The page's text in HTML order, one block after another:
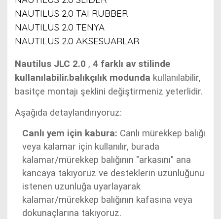
NAUTILUS 2.0 TAI RUBBER
NAUTILUS 2.0 TENYA
NAUTILUS 2.0 AKSESUARLAR
Nautilus JLC 2.0 , 4 farklı av stilinde
kullanılabilir.balıkçılık modunda kullanılabilir,
basitçe montajı şeklini değiştirmeniz yeterlidir.
Aşağıda detaylandırıyoruz:
Canlı yem için kabura: Canlı mürekkep balığı
veya kalamar için kullanılır, burada
kalamar/mürekkep balığının "arkasını" ana
kancaya takıyoruz ve desteklerin uzunluğunu
istenen uzunluğa uyarlayarak
kalamar/mürekkep balığının kafasına veya
dokunaçlarına takıyoruz.